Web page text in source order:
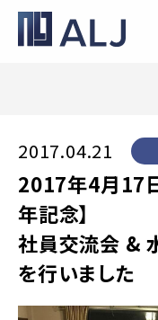
2017.04.21
2017年4月17
年記念】
社員交流会 &
を行いました